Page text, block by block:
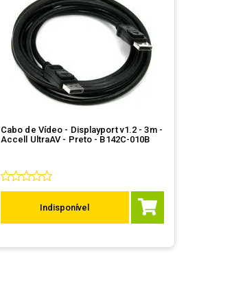
Cabo de Vídeo - Displayport v1.2 - 3m -
Accell UltraAV - Preto - B142C-010B
Indisponível